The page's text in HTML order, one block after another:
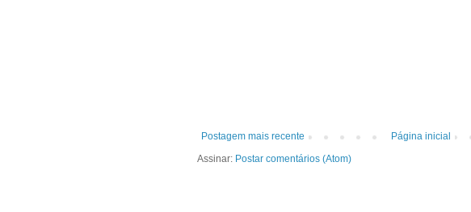
Postagem mais recente
Página inicial
Assinar: Postar comentários (Atom)